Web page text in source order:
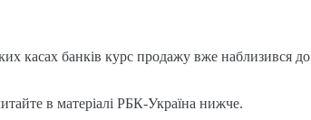
касах банків курс продажу вже наблизився до
в матеріалі РБК-Україна нижче.